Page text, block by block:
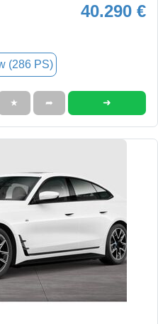
40.290 €
(286 PS)
★ ➦ ➜